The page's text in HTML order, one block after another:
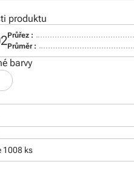
produktu
Průřez :
Průměr :
barvy
1008 ks